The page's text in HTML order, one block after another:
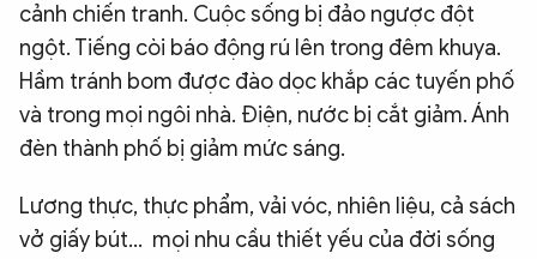
cảnh chiến tranh. Cuộc sống bị đảo ngược đột
ngột. Tiếng còi báo động rú lên trong đêm khuya.
Hầm tránh bom được đào dọc khắp các tuyến phố
và trong mọi ngôi nhà. Điện, nước bị cắt giảm. Ánh
đèn thành phố bị giảm mức sáng.
Lương thực, thực phẩm, vải vóc, nhiên liệu, cả sách
vở giấy bút... mọi nhu cầu thiết yếu của đời sống